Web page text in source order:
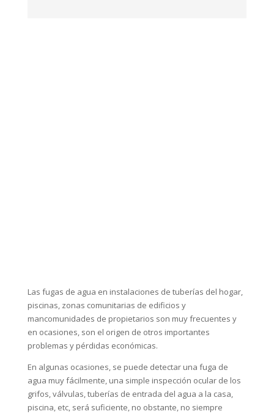
Las fugas de agua en instalaciones de tuberías del hogar,
piscinas, zonas comunitarias de edificios y
mancomunidades de propietarios son muy frecuentes y
en ocasiones, son el origen de otros importantes
problemas y pérdidas económicas.
En algunas ocasiones, se puede detectar una fuga de
agua muy fácilmente, una simple inspección ocular de los
grifos, válvulas, tuberías de entrada del agua a la casa,
piscina, etc, será suficiente, no obstante, no siempre